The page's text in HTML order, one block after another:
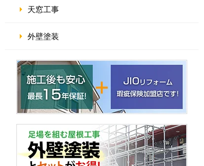
天窓工事
外壁塗装